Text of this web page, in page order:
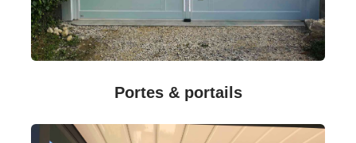
Portes & portails